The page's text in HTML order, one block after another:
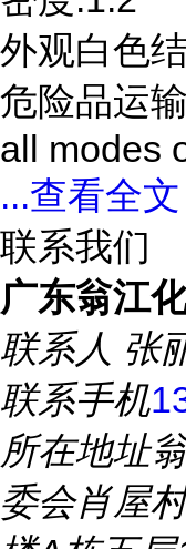
外观白色
危险品运
all modes
...查看全
联系我们
广东翁江
联系人 张
联系手机
所在地址
委会肖屋